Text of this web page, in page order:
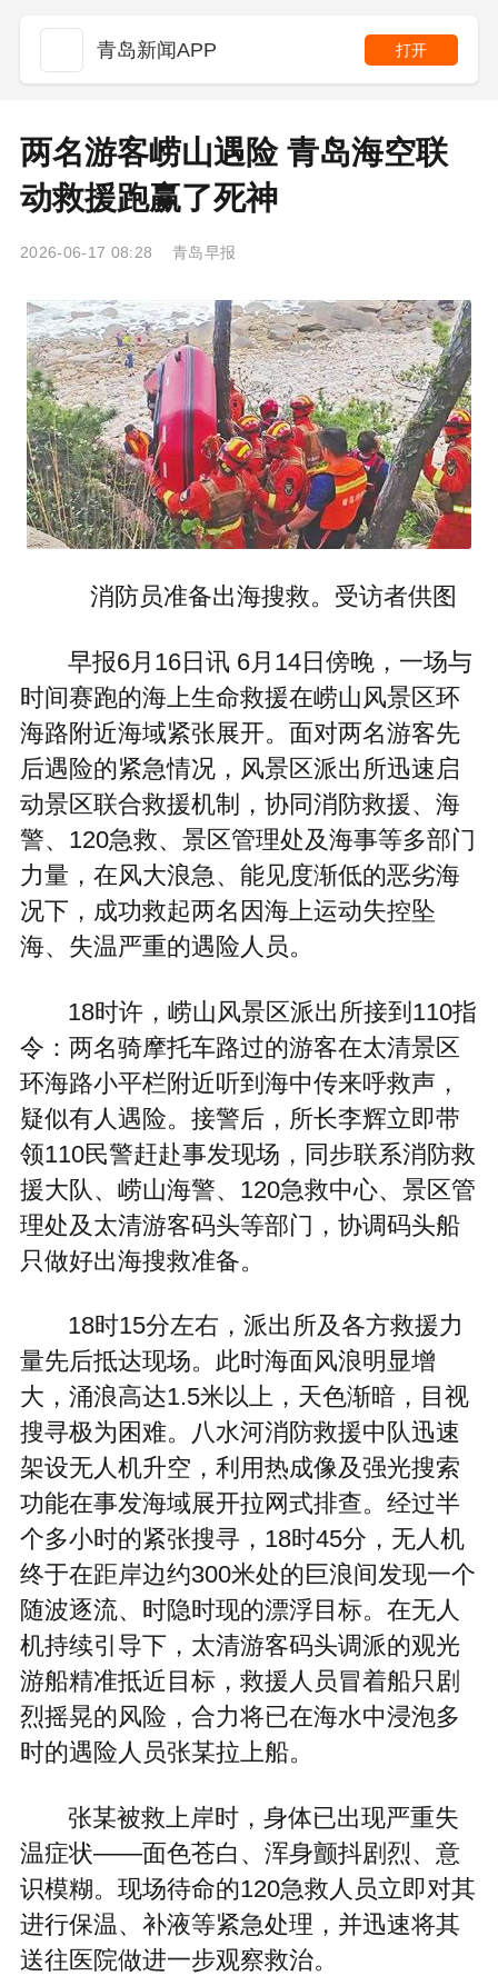
青岛新闻APP 打开
两名游客崂山遇险 青岛海空联
动救援跑赢了死神
2026-06-17 08:28 青岛早报
消防员准备出海搜救。受访者供图
早报6月16日讯 6月14日傍晚，一场与
时间赛跑的海上生命救援在崂山风景区环
海路附近海域紧张展开。面对两名游客先
后遇险的紧急情况，风景区派出所迅速启
动景区联合救援机制，协同消防救援、海
警、120急救、景区管理处及海事等多部门
力量，在风大浪急、能见度渐低的恶劣海
况下，成功救起两名因海上运动失控坠
海、失温严重的遇险人员。
18时许，崂山风景区派出所接到110指
令：两名骑摩托车路过的游客在太清景区
环海路小平栏附近听到海中传来呼救声，
疑似有人遇险。接警后，所长李辉立即带
领110民警赶赴事发现场，同步联系消防救
援大队、崂山海警、120急救中心、景区管
理处及太清游客码头等部门，协调码头船
只做好出海搜救准备。
18时15分左右，派出所及各方救援力
量先后抵达现场。此时海面风浪明显增
大，涌浪高达1.5米以上，天色渐暗，目视
搜寻极为困难。八水河消防救援中队迅速
架设无人机升空，利用热成像及强光搜索
功能在事发海域展开拉网式排查。经过半
个多小时的紧张搜寻，18时45分，无人机
终于在距岸边约300米处的巨浪间发现一个
随波逐流、时隐时现的漂浮目标。在无人
机持续引导下，太清游客码头调派的观光
游船精准抵近目标，救援人员冒着船只剧
烈摇晃的风险，合力将已在海水中浸泡多
时的遇险人员张某拉上船。
张某被救上岸时，身体已出现严重失
温症状——面色苍白、浑身颤抖剧烈、意
识模糊。现场待命的120急救人员立即对其
进行保温、补液等紧急处理，并迅速将其
送往医院做进一步观察救治。